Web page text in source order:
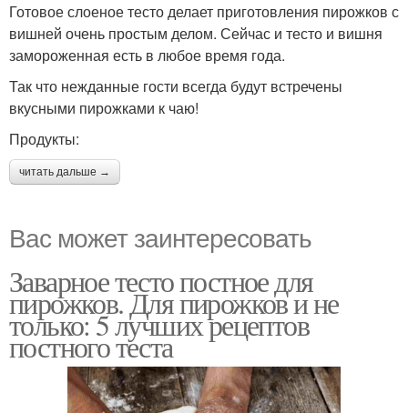
Готовое слоеное тесто делает приготовления пирожков с
вишней очень простым делом. Сейчас и тесто и вишня
замороженная есть в любое время года.
Так что нежданные гости всегда будут встречены
вкусными пирожками к чаю!
Продукты:
читать дальше →
Вас может заинтересовать
Заварное тесто постное для
пирожков. Для пирожков и не
только: 5 лучших рецептов
постного теста